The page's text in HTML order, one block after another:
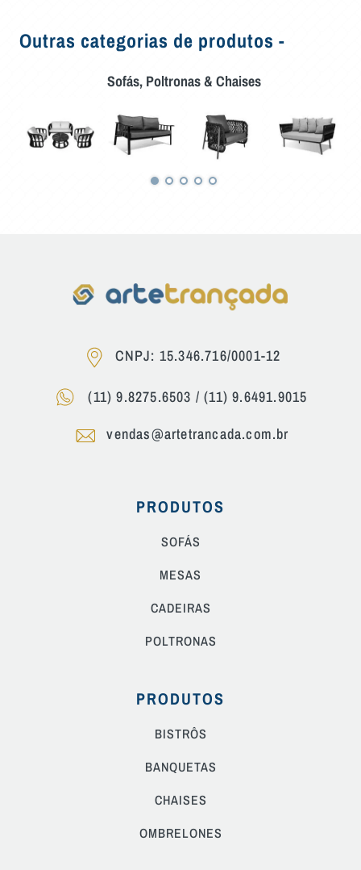
Outras categorias de produtos -
Sofás, Poltronas & Chaises
CNPJ: 15.346.716/0001-12
(11) 9.8275.6503 /(11) 9.6491.9015
vendas@artetrancada.com.br
PRODUTOS
SOFÁS
MESAS
CADEIRAS
POLTRONAS
PRODUTOS
BISTRÔS
BANQUETAS
CHAISES
OMBRELONES